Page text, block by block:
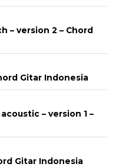
– version 2 – Chord
Gitar Indonesia
– version 1 –
Gitar Indonesia